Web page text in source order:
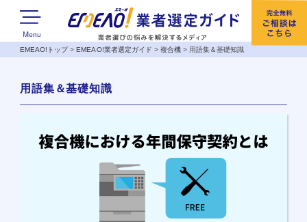
EMEAO!トップ>EMEAO!業者選定ガイド > 複合機> 用語集＆基礎知識
用語集＆基礎知識